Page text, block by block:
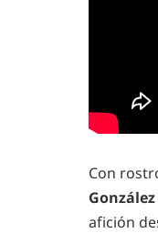
Con
afición